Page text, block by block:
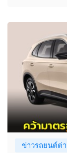
ข่าวรถยนต์ต่